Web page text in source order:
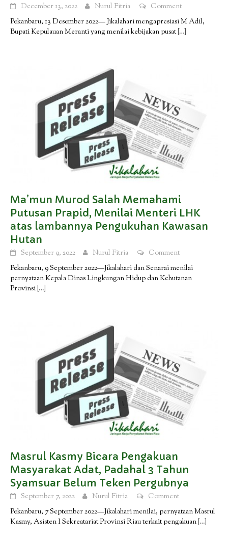
December 13, 2022 Nurul Fitria
Comment
Pekanbaru, 13 Desember 2022— Jikalahari mengapresiasi M Adil,
Bupati Kepulauan Meranti yang menilai kebijakan pusat[…]
Ma’mun Murod Salah Memahami
Putusan Prapid, Menilai Menteri LHK
atas lambannya Pengukuhan Kawasan
Hutan
September 9, 2022 Nurul Fitria
Comment
Pekanbaru, 9 September 2022—Jikalahari dan Senarai menilai
pernyataan Kepala Dinas Lingkungan Hidup dan Kehutanan
Provinsi […]
Masrul Kasmy Bicara Pengakuan
Masyarakat Adat, Padahal 3 Tahun
Syamsuar Belum Teken Pergubnya
September 7, 2022 Nurul Fitria
Comment
Pekanbaru, 7 September 2022—Jikalahari menilai, pernyataan Masrul
Kasmy, Asisten I Sekreatariat Provinsi Riau terkait pengakuan […]